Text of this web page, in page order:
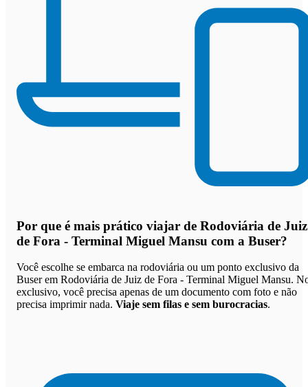
Por que é mais prático viajar de Rodoviária de Juiz
de Fora - Terminal Miguel Mansu com a Buser?
Você escolhe se embarca na rodoviária ou um ponto exclusivo da
Buser em Rodoviária de Juiz de Fora - Terminal Miguel Mansu.
exclusivo, você precisa apenas de um documento com foto e não
precisa imprimir nada. Viaje sem filas e sem burocracias.